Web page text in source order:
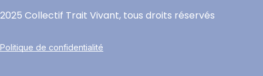
2025 Collectif Trait Vivant, tous droits réservés
Politique de confidentialité